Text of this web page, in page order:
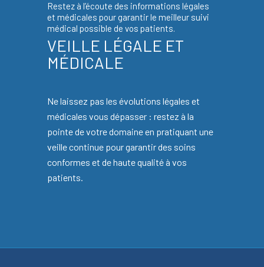
Restez à l’écoute des informations légales
et médicales pour garantir le meilleur suivi
médical possible de vos patients.
VEILLE LÉGALE ET
MÉDICALE
Ne laissez pas les évolutions légales et
médicales vous dépasser : restez à la
pointe de votre domaine en pratiquant une
veille continue pour garantir des soins
conformes et de haute qualité à vos
patients.